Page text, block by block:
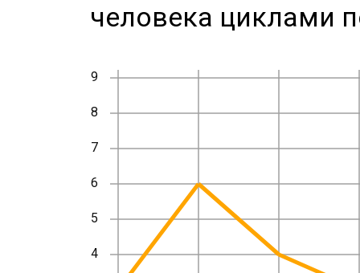
человека циклами